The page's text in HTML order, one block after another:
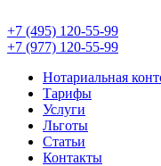
+7 (495) 120-55-99
+7 (977) 120-55-99
Нотариальная
Тарифы
Услуги
Льготы
Статьи
Контакты